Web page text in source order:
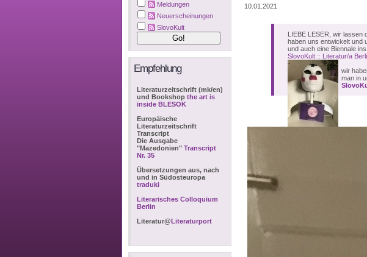
Meldungen
Neuerscheinungen
SlovoKult
Empfehlung
Literaturzeitschrift (mk/en)
und Bookshop the art is
inside BLESOK
Europäische
Literaturzeitschrift
Transcript
Die Ausgabe
"Mazedonien" Transcript
Nr. 35
Übersetzungen aus, nach
und in Südosteuropa
traduki
Literarisches Colloquium
Berlin
Literatur@Literaturport
10.01.2021
LIEBE LESER, wir lassen
haben uns entwickelt und
und auch eine Biennale
SlovoKult :: Literatur/a
wir
man in